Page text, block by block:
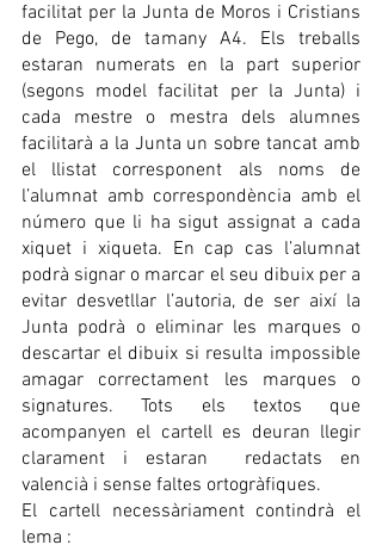
facilitat per la Junta de Moros i Cristians
de Pego, de tamany A4. Els treballs
estaran numerats en la part superior
(segons model facilitat per la Junta) i
cada mestre o mestra dels alumnes
facilitarà a la Junta un sobre tancat amb
el llistat corresponent als noms de
l’alumnat amb correspondència amb el
número que li ha sigut assignat a cada
xiquet i xiqueta. En cap cas l’alumnat
podrà signar o marcar el seu dibuix per a
evitar desvetllar l’autoria, de ser així la
Junta podrà o eliminar les marques o
descartar el dibuix si resulta impossible
amagar correctament les marques o
signatures. Tots els textos que
acompanyen el cartell es deuran llegir
clarament i estaran  redactats en
valencià i sense faltes ortogràfiques.
El cartell necessàriament contindrà el
lema :